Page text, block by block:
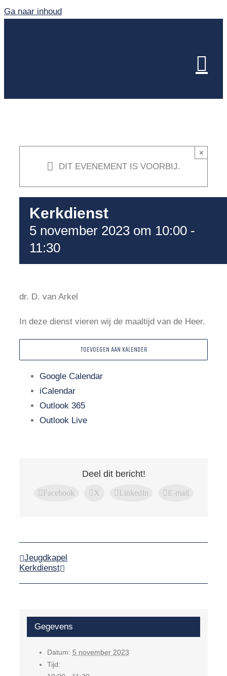
Ga naar inhoud
DIT EVENEMENT IS VOORBIJ.
×
Kerkdienst
5 november 2023 om 10:00 -
11:30
dr. D. van Arkel
In deze dienst vieren wij de maaltijd van de Heer.
TOEVOEGEN AAN KALENDER
Google Calendar
iCalendar
Outlook 365
Outlook Live
Deel dit bericht!
Facebook X LinkedIn E-mail
Jeugdkapel
Kerkdienst
Gegevens
Datum: 5 november 2023
Tijd: